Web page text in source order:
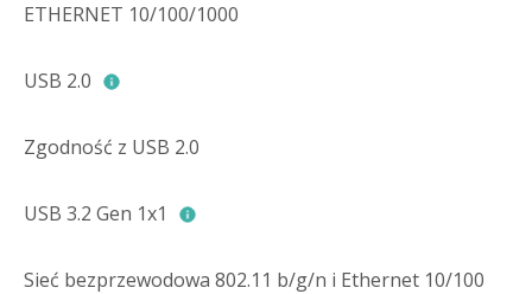
ETHERNET 10/100/1000
USB 2.0
Zgodność z USB 2.0
USB 3.2 Gen 1x1
Sieć bezprzewodowa 802.11 b/g/n i Ethernet 10/100